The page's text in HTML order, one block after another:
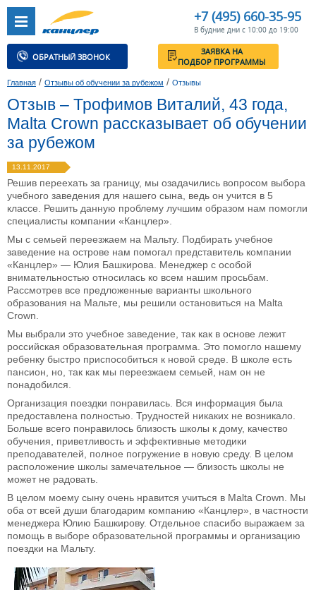
+7 (495) 660-35-95
В будние дни с 10:00 до 19:00
ОБРАТНЫЙ ЗВОНОК
ЗАЯВКА НА
ПОДБОР ПРОГРАММЫ
Главная / Отзывы об обучении за рубежом / Отзывы
Отзыв – Трофимов Виталий, 43 года,
Malta Crown рассказывает об обучении
за рубежом
13.11.2017
Решив переехать за границу, мы озадачились вопросом выбора
учебного заведения для нашего сына, ведь он учится в 5
классе. Решить данную проблему лучшим образом нам помогли
специалисты компании «Канцлер».
Мы с семьей переезжаем на Мальту. Подбирать учебное
заведение на острове нам помогал представитель компании
«Канцлер» — Юлия Башкирова. Менеджер с особой
внимательностью относилась ко всем нашим просьбам.
Рассмотрев все предложенные варианты школьного
образования на Мальте, мы решили остановиться на Malta
Crown.
Мы выбрали это учебное заведение, так как в основе лежит
российская образовательная программа. Это помогло нашему
ребенку быстро приспособиться к новой среде. В школе есть
пансион, но, так как мы переезжаем семьей, нам он не
понадобился.
Организация поездки понравилась. Вся информация была
предоставлена полностью. Трудностей никаких не возникало.
Больше всего понравилось близость школы к дому, качество
обучения, приветливость и эффективные методики
преподавателей, полное погружение в новую среду. В целом
расположение школы замечательное — близость школы не
может не радовать.
В целом моему сыну очень нравится учиться в Malta Crown. Мы
оба от всей души благодарим компанию «Канцлер», в частности
менеджера Юлию Башкирову. Отдельное спасибо выражаем за
помощь в выборе образовательной программы и организацию
поездки на Мальту.